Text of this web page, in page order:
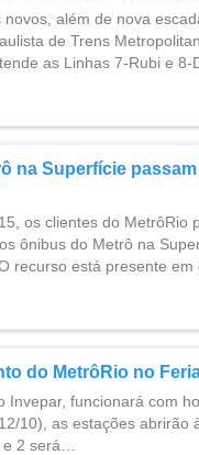
além de nova
de Trens
as Linhas 7-Rubi e 8-
na Superfície
os clientes do
ônibus do Metrô na
recurso está presente
do MetrôRio no
Invepar, funcionará com
10), as estações abrirão
2 será…